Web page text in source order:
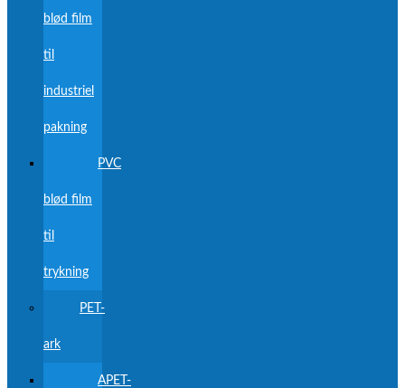
blød film
til
industriel
pakning
PVC
blød film
til
trykning
PET-
ark
APET-